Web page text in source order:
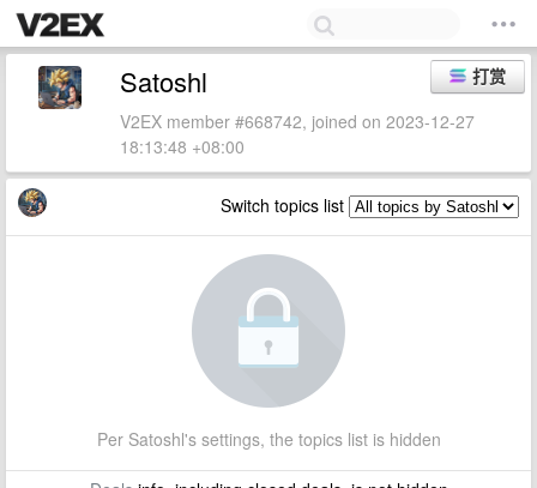
打赏
Satoshl
V2EX member #668742, joined on 2023-12-27
18:13:48 +08:00
Switch topics list
Per Satoshl's settings, the topics list is hidden